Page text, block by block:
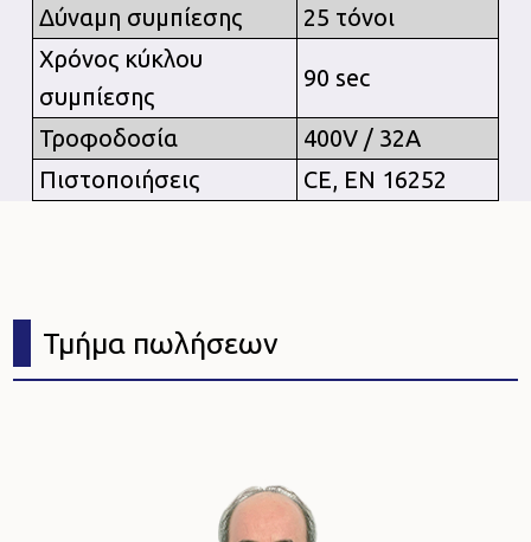
Δύναμη συμπίεσης
25 τόνοι
Χρόνος κύκλου
συμπίεσης
90 sec
Τροφοδοσία
400V / 32A
Πιστοποιήσεις
CE, EN 16252
Τμήμα πωλήσεων